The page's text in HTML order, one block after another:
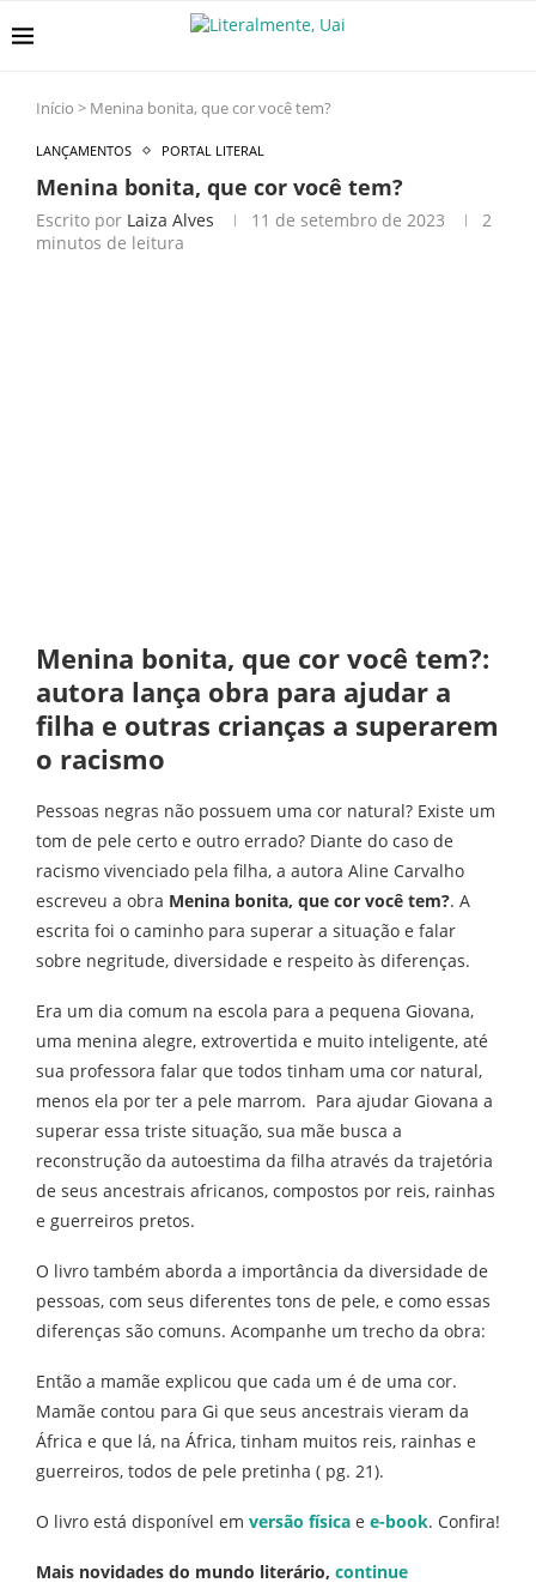
Início > Menina bonita, que cor você tem?
LANÇAMENTOS PORTAL LITERAL
Menina bonita, que cor você tem?
Escrito por Laiza Alves 11 de setembro de 2023
2
minutos de leitura
Menina bonita, que cor você tem?:
autora lança obra para ajudar a
filha e outras crianças a superarem
o racismo
Pessoas negras não possuem uma cor natural? Existe um
tom de pele certo e outro errado? Diante do caso de
racismo vivenciado pela filha, a autora Aline Carvalho
escreveu a obra Menina bonita, que cor você tem?. A
escrita foi o caminho para superar a situação e falar
sobre negritude, diversidade e respeito às diferenças.
Era um dia comum na escola para a pequena Giovana,
uma menina alegre, extrovertida e muito inteligente, até
sua professora falar que todos tinham uma cor natural,
menos ela por ter a pele marrom. Para ajudar Giovana a
superar essa triste situação, sua mãe busca a
reconstrução da autoestima da filha através da trajetória
de seus ancestrais africanos, compostos por reis, rainhas
e guerreiros pretos.
O livro também aborda a importância da diversidade de
pessoas, com seus diferentes tons de pele, e como essas
diferenças são comuns. Acompanhe um trecho da obra:
Então a mamãe explicou que cada um é de uma cor.
Mamãe contou para Gi que seus ancestrais vieram da
África e que lá, na África, tinham muitos reis, rainhas e
guerreiros, todos de pele pretinha ( pg. 21).
O livro está disponível em versão física e e-book. Confira!
Mais novidades do mundo literário, continue